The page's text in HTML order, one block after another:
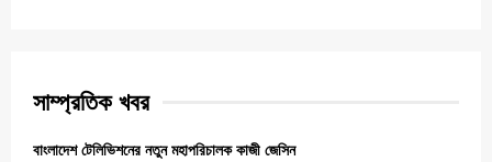
সাম্প্রতিক খবর
বাংলাদেশ টেলিভিশনের নতুন মহাপরিচালক কাজী জেসিন